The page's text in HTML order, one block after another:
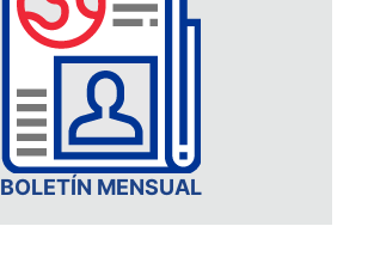
BOLETÍN MENSUAL